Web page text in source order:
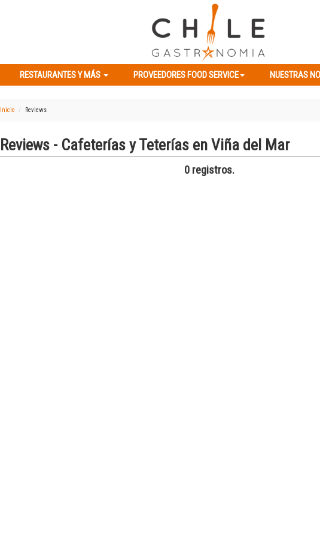
RESTAURANTES Y MÁS PROVEEDORES FOOD SERVICE NUESTRAS
PROVEEDORES FOOD SERVICE
Inicio Reviews
Reviews - Cafeterías y Teterías en Viña del Mar
0 registros.